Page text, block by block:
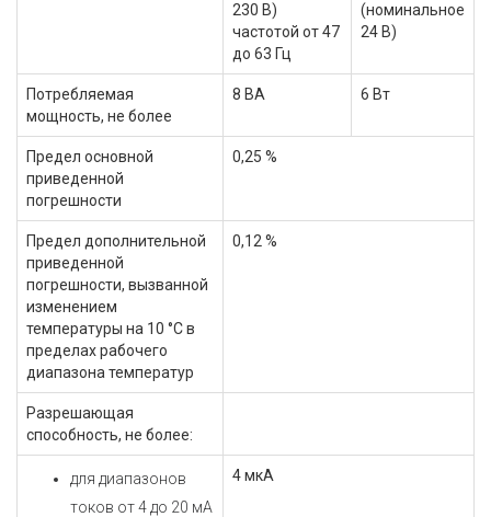
230 В)
частотой от 47
до 63 Гц
(номинальное
24 В)
Потребляемая
мощность, не более
8 ВА 6 Вт
Предел основной
приведенной
погрешности
0,25 %
Предел дополнительной
приведенной
погрешности, вызванной
изменением
температуры на 10 °С в
пределах рабочего
диапазона температур
0,12 %
Разрешающая
способность, не более:
для диапазонов
токов от 4 до 20 мА
4 мкА